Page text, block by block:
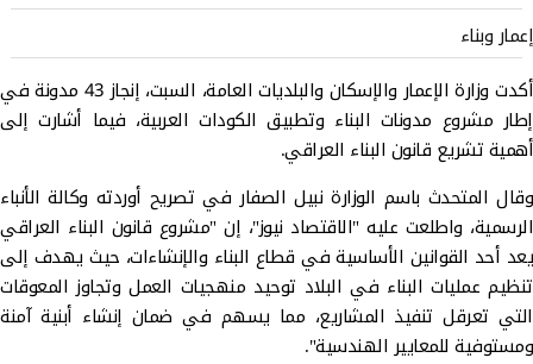
إعمار وبناء
أكدت وزارة الإعمار والإسكان والبلديات العامة، السبت، إنجاز 43 مدونة في
إطار مشروع مدونات البناء وتطبيق الكودات العربية، فيما أشارت إلى
أهمية تشريع قانون البناء العراقي.
وقال المتحدث باسم الوزارة نبيل الصفار في تصريح أوردته وكالة الأنباء
الرسمية، واطلعت عليه "الاقتصاد نيوز"، إن "مشروع قانون البناء العراقي
يعد أحد القوانين الأساسية في قطاع البناء والإنشاءات، حيث يهدف إلى
تنظيم عمليات البناء في البلاد توحيد منهجيات العمل وتجاوز المعوقات
التي تعرقل تنفيذ المشاريع، مما يسهم في ضمان إنشاء أبنية آمنة
ومستوفية للمعايير الهندسية".